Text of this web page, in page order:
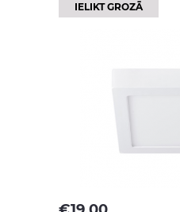
IELIKT GROZĀ